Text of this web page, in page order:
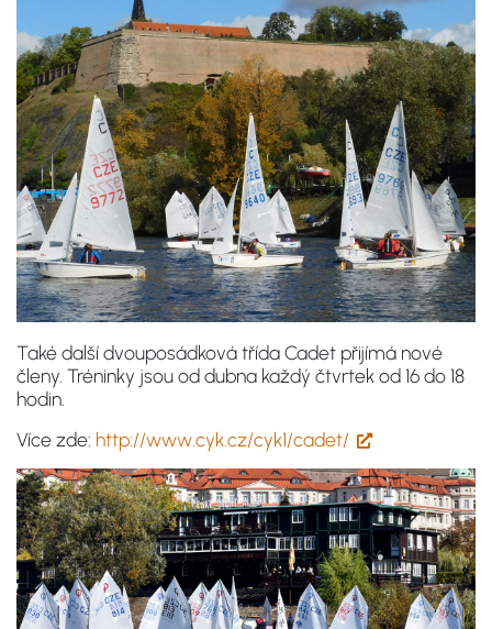
Také další dvouposádková třída Cadet přijímá nové
členy. Tréninky jsou od dubna každý čtvrtek od 16 do 18
hodin.
Více zde: http://www.cyk.cz/cyk1/cadet/